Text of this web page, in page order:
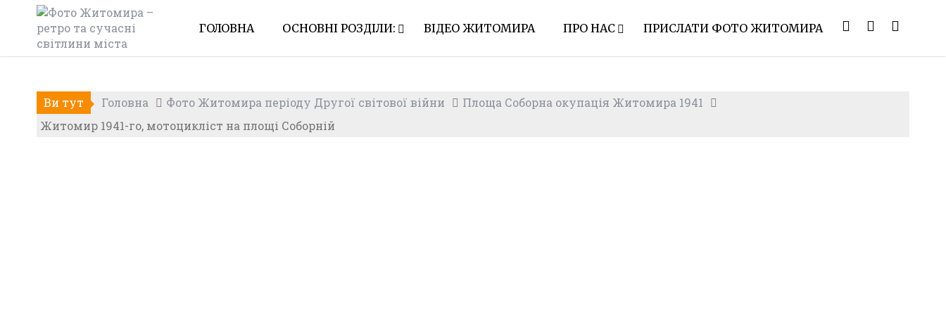
content
ГОЛОВНА ОСНОВНІ РОЗДІЛИ: ВІДЕО ЖИТОМИРА ПРО НАС ПРИСЛАТИ ФОТО ЖИТОМИРА
Ви тут Головна Фото Житомира періоду Другої світової війни
Площа Соборна окупація Житомира 1941
Житомир 1941-го, мотоцикліст на площі Соборній